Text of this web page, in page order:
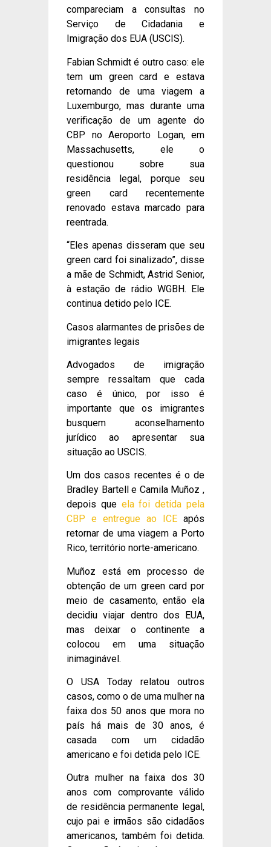
compareciam a consultas no
Serviço de Cidadania e
Imigração dos EUA (USCIS).
Fabian Schmidt é outro caso: ele
tem um green card e estava
retornando de uma viagem a
Luxemburgo, mas durante uma
verificação de um agente do
CBP no Aeroporto Logan, em
Massachusetts, ele o
questionou sobre sua
residência legal, porque seu
green card recentemente
renovado estava marcado para
reentrada.
“Eles apenas disseram que seu
green card foi sinalizado”, disse
a mãe de Schmidt, Astrid Senior,
à estação de rádio WGBH. Ele
continua detido pelo ICE.
Casos alarmantes de prisões de
imigrantes legais
Advogados de imigração
sempre ressaltam que cada
caso é único, por isso é
importante que os imigrantes
busquem aconselhamento
jurídico ao apresentar sua
situação ao USCIS.
Um dos casos recentes é o de
Bradley Bartell e Camila Muñoz ,
depois que ela foi detida pela
CBP e entregue ao ICE após
retornar de uma viagem a Porto
Rico, território norte-americano.
Muñoz está em processo de
obtenção de um green card por
meio de casamento, então ela
decidiu viajar dentro dos EUA,
mas deixar o continente a
colocou em uma situação
inimaginável.
O USA Today relatou outros
casos, como o de uma mulher na
faixa dos 50 anos que mora no
país há mais de 30 anos, é
casada com um cidadão
americano e foi detida pelo ICE.
Outra mulher na faixa dos 30
anos com comprovante válido
de residência permanente legal,
cujo pai e irmãos são cidadãos
americanos, também foi detida.